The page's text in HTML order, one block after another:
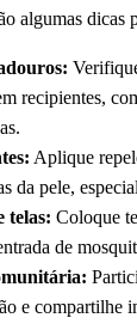
algumas dicas
recipientes,
Aplique
da pele,
telas: Coloque
de
e compartilhe